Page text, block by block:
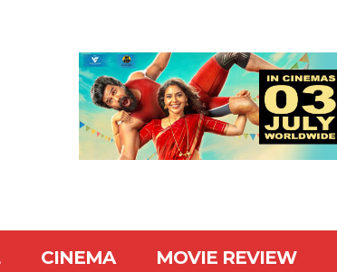
CINEMA MOVIE REVIEW